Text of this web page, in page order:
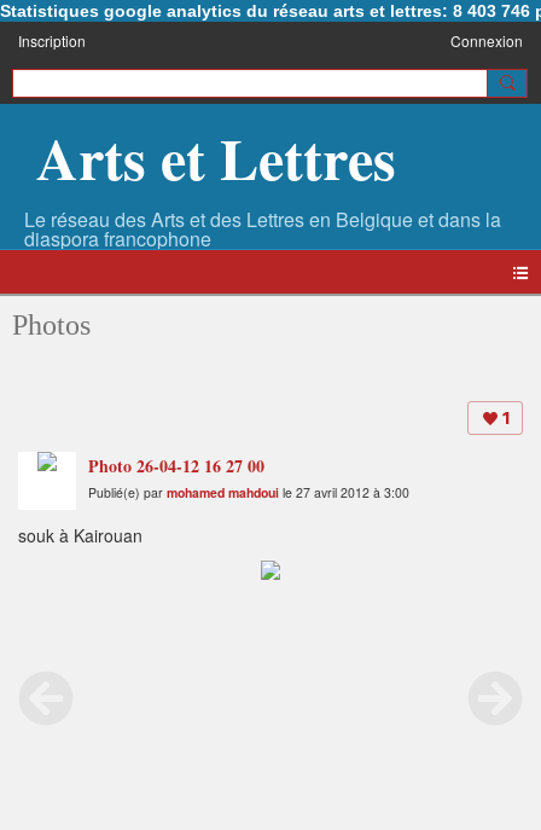
Statistiques google analytics du réseau arts et lettres: 8 403 746
Inscription Connexion
Arts et Lettres
Photos
1
Photo 26-04-12 16 27 00
Publié(e) par mohamed mahdoui le 27 avril 2012 à 3:00
souk à Kairouan